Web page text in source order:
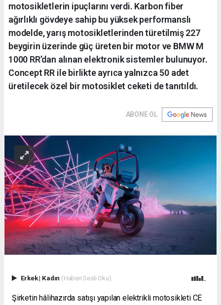
motosikletlerin ipuçlarını verdi. Karbon fiber
ağırlıklı gövdeye sahip bu yüksek performanslı
modelde, yarış motosikletlerinden türetilmiş 227
beygirin üzerinde güç üreten bir motor ve BMW M
1000 RR’dan alınan elektronik sistemler bulunuyor.
Concept RR ile birlikte ayrıca yalnızca 50 adet
üretilecek özel bir motosiklet ceketi de tanıtıldı.
ABONE OL
Erkek| Kadın (Haberi Sesli Oku)
Şirketin hâlihazırda satışı yapılan elektrikli motosikleti CE